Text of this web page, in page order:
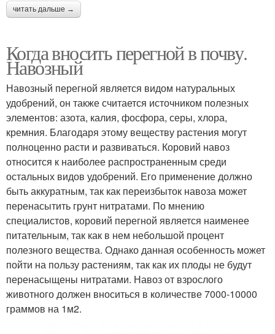
читать дальше →
Когда вносить перегной в почву.
Навозный
Навозный перегной является видом натуральных
удобрений, он также считается источником полезных
элементов: азота, калия, фосфора, серы, хлора,
кремния. Благодаря этому веществу растения могут
полноценно расти и развиваться. Коровий навоз
относится к наиболее распространенным среди
остальных видов удобрений. Его применение должно
быть аккуратным, так как переизбыток навоза может
перенасытить грунт нитратами. По мнению
специалистов, коровий перегной является наименее
питательным, так как в нем небольшой процент
полезного вещества. Однако данная особенность может
пойти на пользу растениям, так как их плоды не будут
перенасыщены нитратами. Навоз от взрослого
животного должен вноситься в количестве 7000-10000
граммов на 1м2.